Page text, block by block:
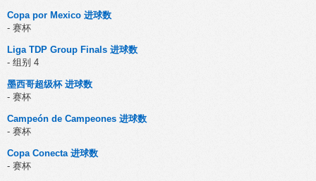
Copa por Mexico 进球数
- 赛杯
Liga TDP Group Finals 进球数
- 组别 4
墨西哥超级杯 进球数
- 赛杯
Campeón de Campeones 进球数
- 赛杯
Copa Conecta 进球数
- 赛杯